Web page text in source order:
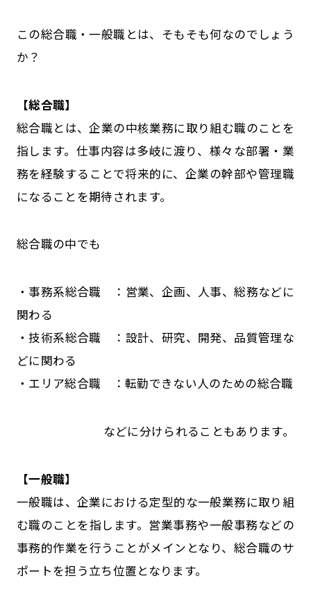
この総合職・一般職とは、そもそも何なのでしょう
か？
【総合職】
総合職とは、企業の中核業務に取り組む職のことを
指します。仕事内容は多岐に渡り、様々な部署・業
務を経験することで将来的に、企業の幹部や管理職
になることを期待されます。
総合職の中でも
・事務系総合職 ：営業、企画、人事、総務などに
関わる
・技術系総合職 ：設計、研究、開発、品質管理な
どに関わる
・エリア総合職 ：転勤できない人のための総合職
などに分けられることもあります。
【一般職】
一般職は、企業における定型的な一般業務に取り組
む職のことを指します。営業事務や一般事務などの
事務的作業を行うことがメインとなり、総合職のサ
ポートを担う立ち位置となります。